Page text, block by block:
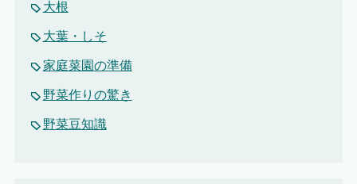
大根
大葉・しそ
家庭菜園の準備
野菜作りの驚き
野菜豆知識